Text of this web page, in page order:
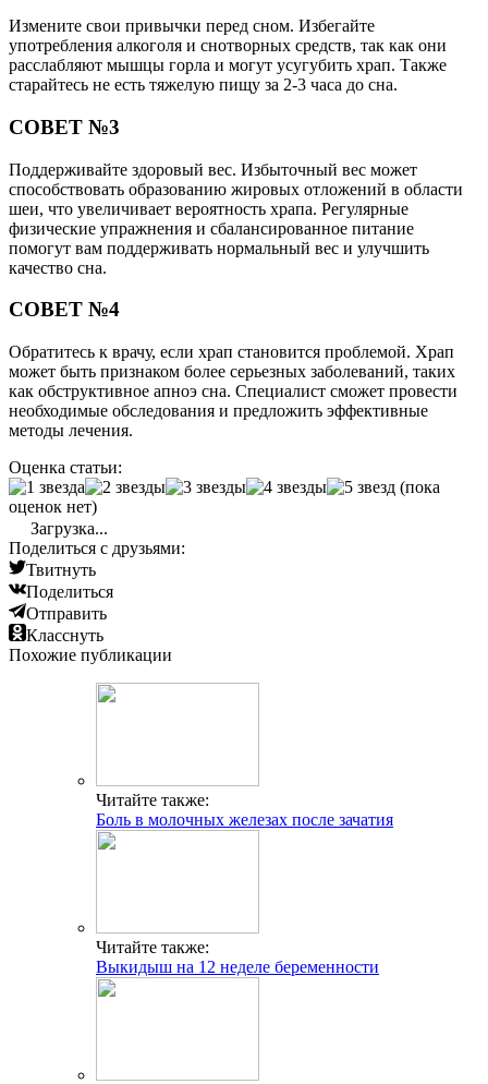
Измените свои привычки перед сном. Избегайте
употребления алкоголя и снотворных средств, так как они
расслабляют мышцы горла и могут усугубить храп. Также
старайтесь не есть тяжелую пищу за 2-3 часа до сна.
СОВЕТ №3
Поддерживайте здоровый вес. Избыточный вес может
способствовать образованию жировых отложений в области
шеи, что увеличивает вероятность храпа. Регулярные
физические упражнения и сбалансированное питание
помогут вам поддерживать нормальный вес и улучшить
качество сна.
СОВЕТ №4
Обратитесь к врачу, если храп становится проблемой. Храп
может быть признаком более серьезных заболеваний, таких
как обструктивное апноэ сна. Специалист сможет провести
необходимые обследования и предложить эффективные
методы лечения.
Оценка статьи:
(пока
оценок нет)
Загрузка...
Поделиться с друзьями:
Твитнуть
Поделиться
Отправить
Класснуть
Похожие публикации
Читайте также:
Боль в молочных железах после зачатия
Читайте также:
Выкидыш на 12 неделе беременности